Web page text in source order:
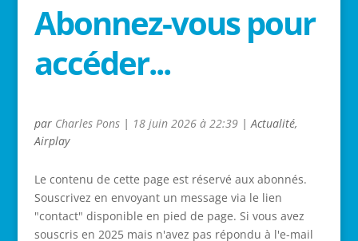
Abonnez-vous pour
accéder...
par Charles Pons| 18 juin 2026 à 22:39|Actualité,
Airplay
Le contenu de cette page est réservé aux abonnés.
Souscrivez en envoyant un message via le lien
"contact" disponible en pied de page. Si vous avez
souscris en 2025 mais n'avez pas répondu à l'e-mail